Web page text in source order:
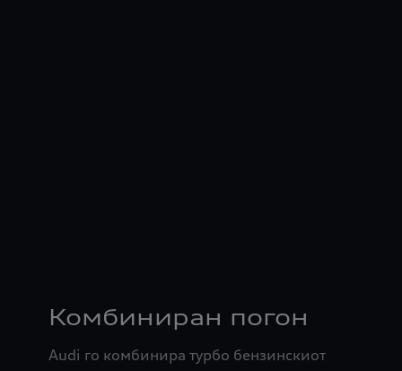
Комбиниран погон
Audi го комбинира турбо бензинскиот